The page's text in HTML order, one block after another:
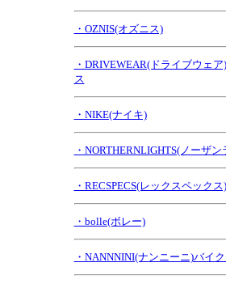
・OZNIS(オズニス)
・DRIVEWEAR(ドライブウェ
ス
・NIKE(ナイキ)
・NORTHERNLIGHTS(ノーザン
・RECSPECS(レックスペックス)
・bolle(ボレー)
・NANNNINI(ナンニーニ)バイ